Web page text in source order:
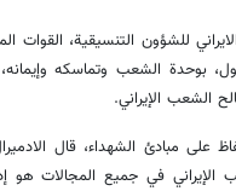
للشؤون التنسيقية، القوات
بوحدة الشعب وتماسكه
الشعب الإيراني.
على مبادئ الشهداء، قال
الإيراني في جميع المجالات هو